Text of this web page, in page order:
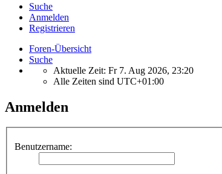
Suche
Anmelden
Registrieren
Foren-Übersicht
Suche
Aktuelle Zeit: Fr 7. Aug 2026, 23:20
Alle Zeiten sind UTC+01:00
Anmelden
Benutzername: